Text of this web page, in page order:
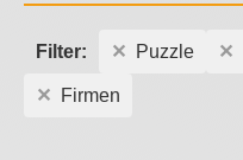
Filter: Puzzle
Firmen